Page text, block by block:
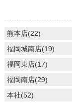
熊本店(22)
福岡城南店(19)
福岡東店(17)
福岡南店(29)
本社(52)